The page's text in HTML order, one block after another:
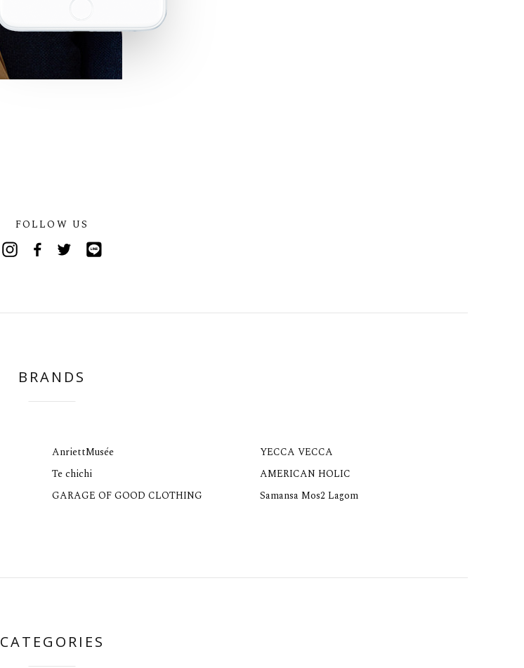
FOLLOW US
Twitter
BRANDS
AnriettMusée
YECCA VECCA
Te chichi
AMERICAN HOLIC
GARAGE OF GOOD CLOTHING
Samansa Mos2 Lagom
CATEGORIES